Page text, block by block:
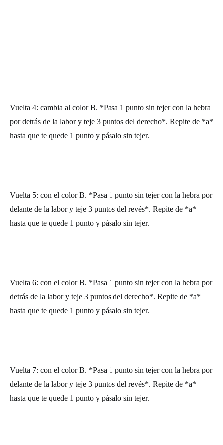
Vuelta 4: cambia al color B. *Pasa 1 punto sin tejer con la hebra
por detrás de la labor y teje 3 puntos del derecho*. Repite de *a*
hasta que te quede 1 punto y pásalo sin tejer.
Vuelta 5: con el color B. *Pasa 1 punto sin tejer con la hebra por
delante de la labor y teje 3 puntos del revés*. Repite de *a*
hasta que te quede 1 punto y pásalo sin tejer.
Vuelta 6: con el color B. *Pasa 1 punto sin tejer con la hebra por
detrás de la labor y teje 3 puntos del derecho*. Repite de *a*
hasta que te quede 1 punto y pásalo sin tejer.
Vuelta 7: con el color B. *Pasa 1 punto sin tejer con la hebra por
delante de la labor y teje 3 puntos del revés*. Repite de *a*
hasta que te quede 1 punto y pásalo sin tejer.